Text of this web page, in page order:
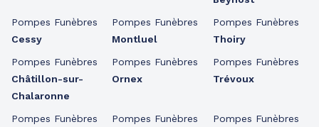
Pompes Funèbres
Cessy
Pompes Funèbres
Châtillon-sur-
Chalaronne
Pompes Funèbres
Pompes Funèbres
Montluel
Pompes Funèbres
Ornex
Pompes Funèbres
Pompes Funèbres
Thoiry
Pompes Funèbres
Trévoux
Pompes Funèbres